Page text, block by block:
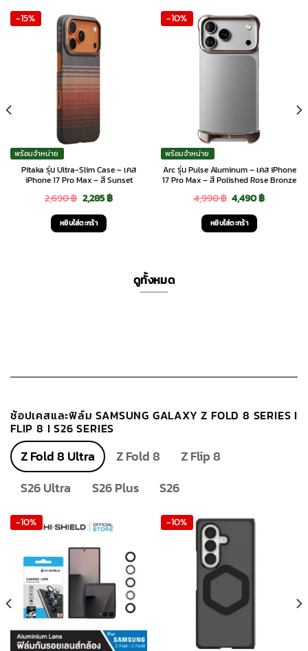
-15%
พร้อมจำหน่าย
Pitaka รุ่น Ultra-Slim Case – เคส
iPhone 17 Pro Max – สี Sunset
2,690฿ Original
price
was:
2,285฿Current
หยิบใส่ตะกร้า
-10%
พร้อมจำหน่าย
Arc รุ่น Pulse Aluminum – เคส iPhone
17 Pro Max – สี Polished Rose Bronze
4,990฿ Original
price
was:
4,490฿Current
หยิบใส่ตะกร้า
ดูทั้งหมด
ช้อปเคสและฟิล์ม SAMSUNG GALAXY Z FOLD 8 SERIES I
FLIP 8 I S26 SERIES
Z Fold 8 Ultra Z Fold 8
Z Flip 8
S26 Ultra
S26 Plus S26
-10% -10%